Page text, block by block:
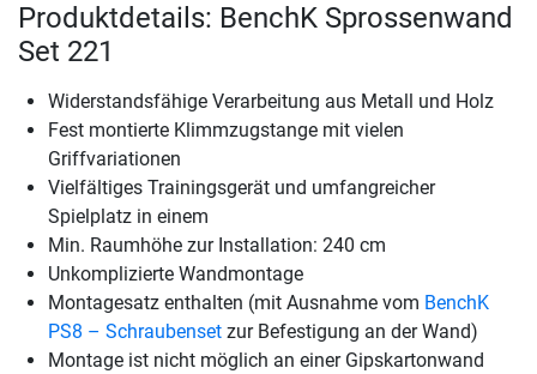
Produktdetails: BenchK Sprossenwand
Set 221
Widerstandsfähige Verarbeitung aus Metall und Holz
Fest montierte Klimmzugstange mit vielen
Griffvariationen
Vielfältiges Trainingsgerät und umfangreicher
Spielplatz in einem
Min. Raumhöhe zur Installation: 240 cm
Unkomplizierte Wandmontage
Montagesatz enthalten (mit Ausnahme vom BenchK
PS8 – Schraubenset zur Befestigung an der Wand)
Montage ist nicht möglich an einer Gipskartonwand